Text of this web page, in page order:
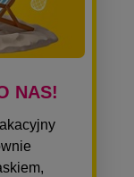
NAS!